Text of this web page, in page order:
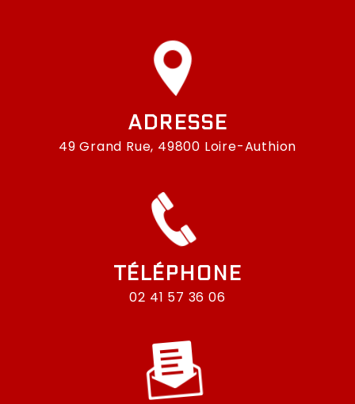
ADRESSE
49 Grand Rue, 49800 Loire-Authion
TÉLÉPHONE
02 41 57 36 06